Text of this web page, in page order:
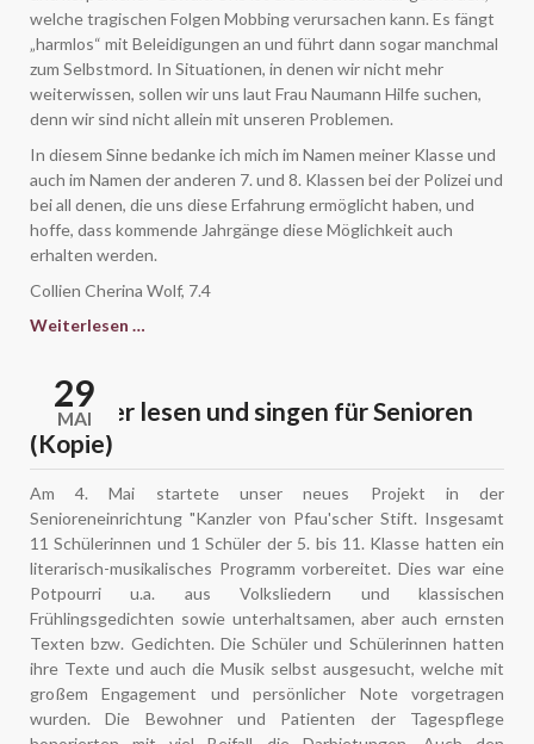
welche tragischen Folgen Mobbing verursachen kann. Es fängt
„harmlos“ mit Beleidigungen an und führt dann sogar manchmal
zum Selbstmord. In Situationen, in denen wir nicht mehr
weiterwissen, sollen wir uns laut Frau Naumann Hilfe suchen,
denn wir sind nicht allein mit unseren Problemen.
In diesem Sinne bedanke ich mich im Namen meiner Klasse und
auch im Namen der anderen 7. und 8. Klassen bei der Polizei und
bei all denen, die uns diese Erfahrung ermöglicht haben, und
hoffe, dass kommende Jahrgänge diese Möglichkeit auch
erhalten werden.
Collien Cherina Wolf, 7.4
Weiterlesen …Hinschauen!
(Kopie)
29
MAI
Caroliner lesen und singen für Senioren
(Kopie)
Am 4. Mai startete unser neues Projekt in der
Senioreneinrichtung "Kanzler von Pfau'scher Stift. Insgesamt
11 Schülerinnen und 1 Schüler der 5. bis 11. Klasse hatten ein
literarisch-musikalisches Programm vorbereitet. Dies war eine
Potpourri u.a. aus Volksliedern und klassischen
Frühlingsgedichten sowie unterhaltsamen, aber auch ernsten
Texten bzw. Gedichten. Die Schüler und Schülerinnen hatten
ihre Texte und auch die Musik selbst ausgesucht, welche mit
großem Engagement und persönlicher Note vorgetragen
wurden. Die Bewohner und Patienten der Tagespflege